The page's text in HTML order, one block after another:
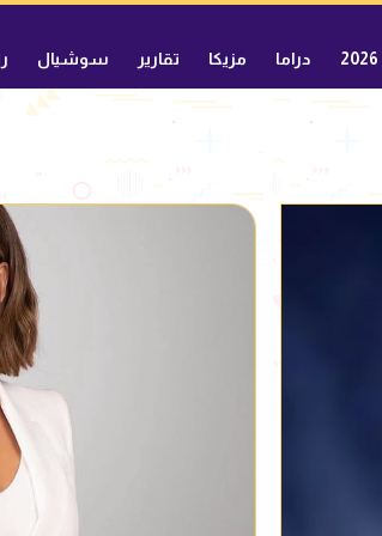
دراما مزيكا تقارير سوشيال